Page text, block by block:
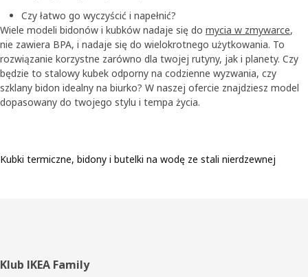
Czy łatwo go wyczyścić i napełnić?
Wiele modeli bidonów i kubków nadaje się do mycia w zmywarce,
nie zawiera BPA, i nadaje się do wielokrotnego użytkowania. To
rozwiązanie korzystne zarówno dla twojej rutyny, jak i planety. Czy
będzie to stalowy kubek odporny na codzienne wyzwania, czy
szklany bidon idealny na biurko? W naszej ofercie znajdziesz model
dopasowany do twojego stylu i tempa życia.
Kubki termiczne, bidony i butelki na wodę ze stali nierdzewnej
Stopka
Klub IKEA Family